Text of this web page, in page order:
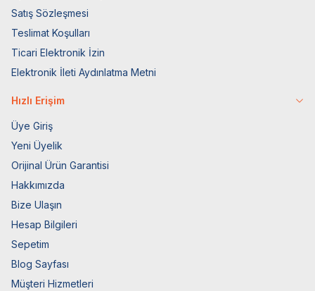
Satış Sözleşmesi
Teslimat Koşulları
Ticari Elektronik İzin
Elektronik İleti Aydınlatma Metni
Hızlı Erişim
Üye Giriş
Yeni Üyelik
Orijinal Ürün Garantisi
Hakkımızda
Bize Ulaşın
Hesap Bilgileri
Sepetim
Blog Sayfası
Müşteri Hizmetleri